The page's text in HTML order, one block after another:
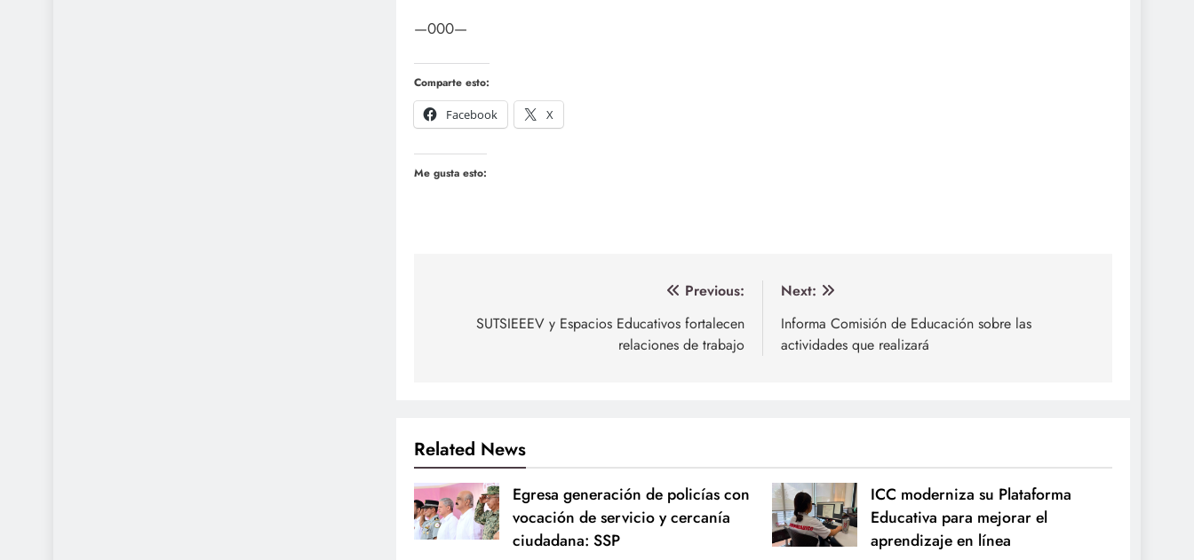
—000—
Comparte esto:
Facebook
X
Me gusta esto:
Previous:
SUTSIEEEV y Espacios Educativos fortalecen
relaciones de trabajo
Next:
Informa Comisión de Educación sobre las
actividades que realizará
Related News
Egresa generación de policías con
vocación de servicio y cercanía
ciudadana: SSP
ICC moderniza su Plataforma
Educativa para mejorar el
aprendizaje en línea